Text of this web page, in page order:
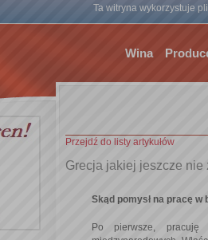
Ta witryna wykorzystuje
Wina
Przejdź do listy artykułów
Grecja jakiej jeszcze nie
Skąd pomysł na pracę
Po pierwsze, pracuję